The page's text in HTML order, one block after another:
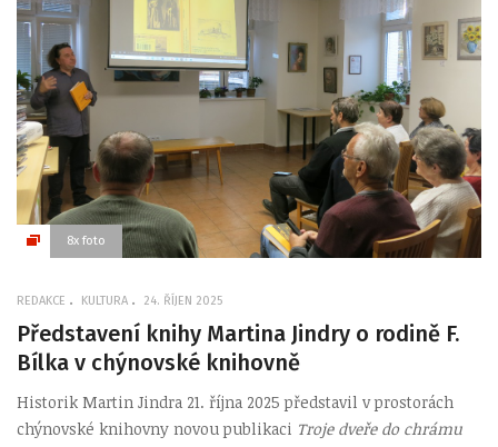
8x foto
REDAKCE KULTURA 24. ŘÍJEN 2025
Představení knihy Martina Jindry o rodině F.
Bílka v chýnovské knihovně
Historik Martin Jindra 21. října 2025 představil v prostorách
chýnovské knihovny novou publikaci Troje dveře do chrámu